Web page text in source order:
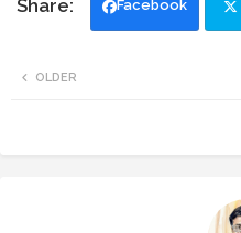
Facebook
OLDER